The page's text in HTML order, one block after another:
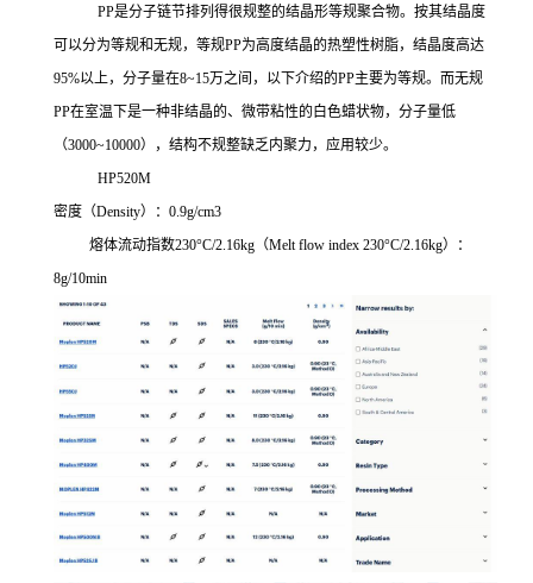
PP是分子链节排列得很规整的结晶形等规聚合物。按其结晶度
可以分为等规和无规，等规PP为高度结晶的热塑性树脂，结晶度高达
95%以上，分子量在8~15万之间，以下介绍的PP主要为等规。而无规
PP在室温下是一种非结晶的、微带粘性的白色蜡状物，分子量低
（3000~10000），结构不规整缺乏内聚力，应用较少。
HP520M
密度（Density）：0.9g/cm3
熔体流动指数230°C/2.16kg （Melt flow index 230°C/2.16kg）：
8g/10min